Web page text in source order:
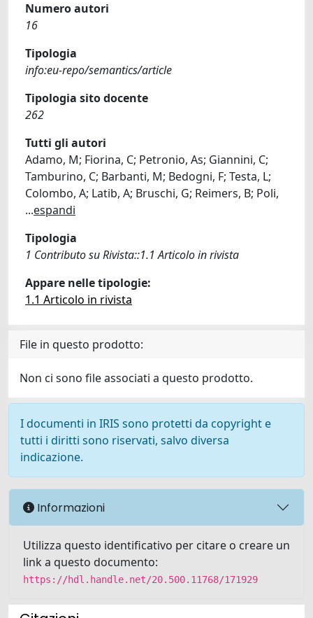
Numero autori
16
Tipologia
info:eu-repo/semantics/article
Tipologia sito docente
262
Tutti gli autori
Adamo, M; Fiorina, C; Petronio, As; Giannini, C;
Tamburino, C; Barbanti, M; Bedogni, F; Testa, L;
Colombo, A; Latib, A; Bruschi, G; Reimers, B; Poli,
...espandi
Tipologia
1 Contributo su Rivista::1.1 Articolo in rivista
Appare nelle tipologie:
1.1 Articolo in rivista
File in questo prodotto:
Non ci sono file associati a questo prodotto.
I documenti in IRIS sono protetti da copyright e
tutti i diritti sono riservati, salvo diversa
indicazione.
Informazioni
Utilizza questo identificativo per citare o creare un
link a questo documento:
https://hdl.handle.net/20.500.11768/171929